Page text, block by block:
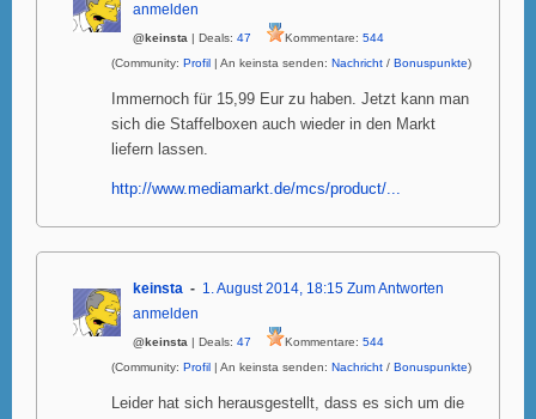
anmelden
@keinsta | Deals: 47 Kommentare: 544
(Community: Profil | An keinsta senden: Nachricht / Bonuspunkte)
Immernoch für 15,99 Eur zu haben. Jetzt kann man
sich die Staffelboxen auch wieder in den Markt
liefern lassen.
http://www.mediamarkt.de/mcs/product/...
keinsta 1. August 2014, 18:15 Zum Antworten
anmelden
@keinsta | Deals: 47 Kommentare: 544
(Community: Profil | An keinsta senden: Nachricht / Bonuspunkte)
Leider hat sich herausgestellt, dass es sich um die